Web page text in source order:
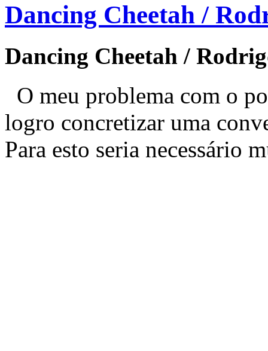
Dancing Cheetah /
Dancing Cheetah /
O meu problema com o
logro concretizar uma
Para esto seria necessário